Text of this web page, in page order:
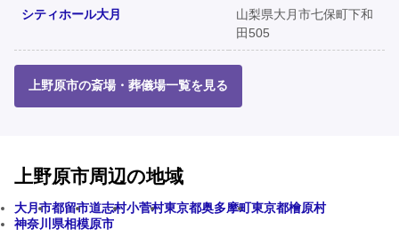
シティホール大月
山梨県大月市七保町下和
田505
上野原市の斎場・葬儀場一覧を見る
上野原市周辺の地域
大月市都留市道志村小菅村東京都奥多摩町東京都檜原村
神奈川県相模原市